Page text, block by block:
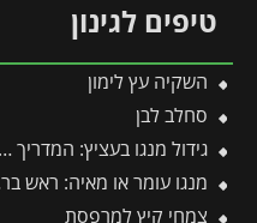
טיפים לגינון
השקיה עץ לימון
סחלב לבן
גידול מנגו בעציץ: המדריך המלא למקסום פרי במרפסת ובגינה
מנגו עומר או מאיה: ראש בראש – מי מהם עדיף לגדל בגינה?
צמחי קיץ למרפסת